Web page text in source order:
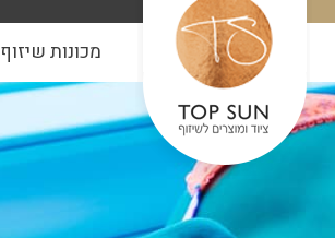
מכונות שיזוף